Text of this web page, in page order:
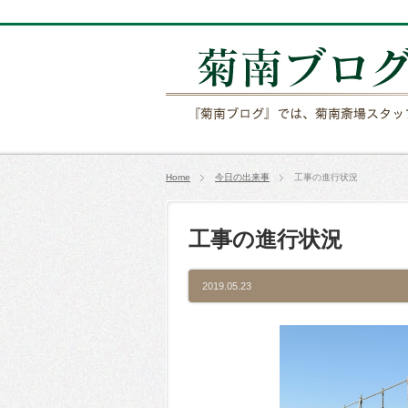
Home 今日の出来事 工事の進行状況
工事の進行状況
2019.05.23